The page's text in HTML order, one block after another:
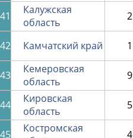
41
Калужская
область
2
42 Камчатский край 1
43
Кемеровская
область
9
44
Кировская
область
5
45
Костромская
4